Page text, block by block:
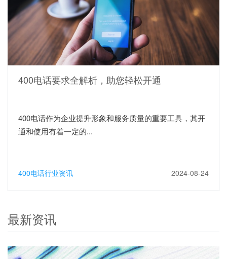
400电话要求全解析，助您轻松开通
400电话作为企业提升形象和服务质量的重要工具，其开
通和使用有着一定的...
400电话行业资讯 2024-08-24
最新资讯